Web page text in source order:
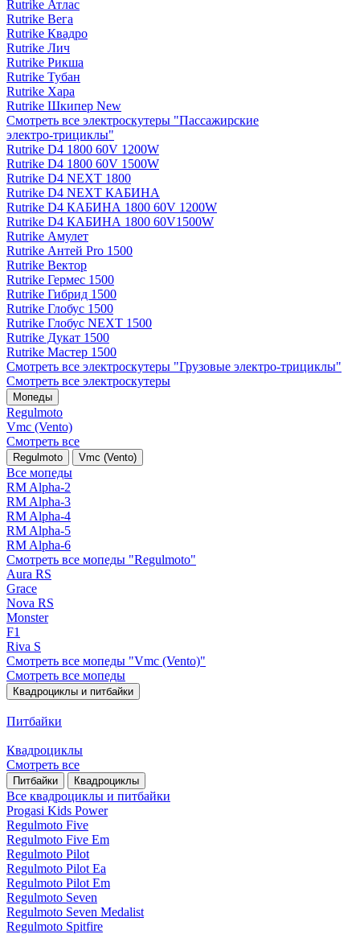
Rutrike Атлас
Rutrike Вега
Rutrike Квадро
Rutrike Лич
Rutrike Рикша
Rutrike Тубан
Rutrike Хара
Rutrike Шкипер New
Смотреть все электро­скутеры "Пассажирские
электро‑трициклы"
Rutrike D4 1800 60V 1200W
Rutrike D4 1800 60V 1500W
Rutrike D4 NEXT 1800
Rutrike D4 NEXT КАБИНА
Rutrike D4 КАБИНА 1800 60V 1200W
Rutrike D4 КАБИНА 1800 60V1500W
Rutrike Амулет
Rutrike Антей Pro 1500
Rutrike Вектор
Rutrike Гермес 1500
Rutrike Гибрид 1500
Rutrike Глобус 1500
Rutrike Глобус NEXT 1500
Rutrike Дукат 1500
Rutrike Мастер 1500
Смотреть все электро­скутеры "Грузовые электро‑трициклы"
Смотреть все электро­скутеры
Мопеды
Regulmoto
Vmc (Vento)
Смотреть все
Regulmoto Vmc (Vento)
Все мопеды
RM Alpha-2
RM Alpha-3
RM Alpha-4
RM Alpha-5
RM Alpha-6
Смотреть все мопеды "Regulmoto"
Aura RS
Grace
Nova RS
Monster
F1
Riva S
Смотреть все мопеды "Vmc (Vento)"
Смотреть все мопеды
Квадроциклы и питбайки
Питбайки
Квадроциклы
Смотреть все
Питбайки Квадроциклы
Все квадроциклы и питбайки
Progasi Kids Power
Regulmoto Five
Regulmoto Five Em
Regulmoto Pilot
Regulmoto Pilot Ea
Regulmoto Pilot Em
Regulmoto Seven
Regulmoto Seven Medalist
Regulmoto Spitfire